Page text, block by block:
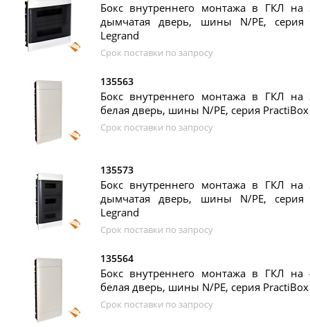
Бокс внутреннего монтажа в ГКЛ на
дымчатая дверь, шины N/PE, серия
Legrand
Срок поставки по запросу
135563
Бокс внутреннего монтажа в ГКЛ на
белая дверь, шины N/PE, серия
Срок поставки по запросу
135573
Бокс внутреннего монтажа в ГКЛ на
дымчатая дверь, шины N/PE, серия
Legrand
Срок поставки по запросу
135564
Бокс внутреннего монтажа в ГКЛ на
белая дверь, шины N/PE, серия
Срок поставки по запросу